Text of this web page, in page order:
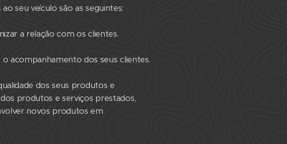
seu veículo são as seguintes:
a relação com os clientes.
acompanhamento dos seus clientes.
dos seus produtos e
produtos e serviços prestados,
novos produtos em